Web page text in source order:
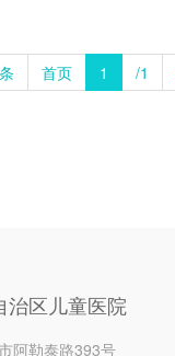
首页 1 /1
治区儿童医院
阿勒泰路393号